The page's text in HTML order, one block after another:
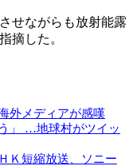
せながらも放射能露
摘した。
外メディアが感嘆
」 …地球村がツイッ
Ｋ短縮放送、ソニー